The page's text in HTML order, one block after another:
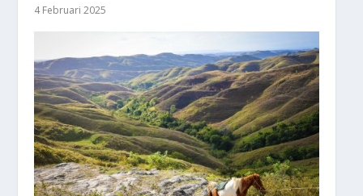
4 Februari 2025